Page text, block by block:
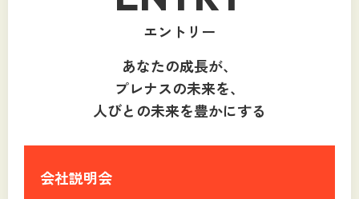
エントリー
あなたの成長が、
プレナスの未来を、
人びとの未来を豊かにする
会社説明会